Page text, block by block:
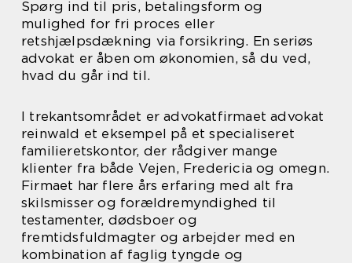
Spørg ind til pris, betalingsform og
mulighed for fri proces eller
retshjælpsdækning via forsikring. En seriøs
advokat er åben om økonomien, så du ved,
hvad du går ind til.
I trekantsområdet er advokatfirmaet advokat
reinwald et eksempel på et specialiseret
familieretskontor, der rådgiver mange
klienter fra både Vejen, Fredericia og omegn.
Firmaet har flere års erfaring med alt fra
skilsmisser og forældremyndighed til
testamenter, dødsboer og
fremtidsfuldmagter og arbejder med en
kombination af faglig tyngde og